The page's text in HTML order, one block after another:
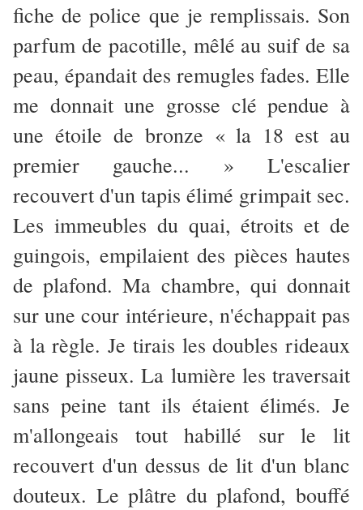
fiche de police que je remplissais. Son
parfum de pacotille, mêlé au suif de sa
peau, épandait des remugles fades. Elle
me donnait une grosse clé pendue à
une étoile de bronze « la 18 est au
premier gauche... » L'escalier
recouvert d'un tapis élimé grimpait sec.
Les immeubles du quai, étroits et de
guingois, empilaient des pièces hautes
de plafond. Ma chambre, qui donnait
sur une cour intérieure, n'échappait pas
à la règle. Je tirais les doubles rideaux
jaune pisseux. La lumière les traversait
sans peine tant ils étaient élimés. Je
m'allongeais tout habillé sur le lit
recouvert d'un dessus de lit d'un blanc
douteux. Le plâtre du plafond, bouffé